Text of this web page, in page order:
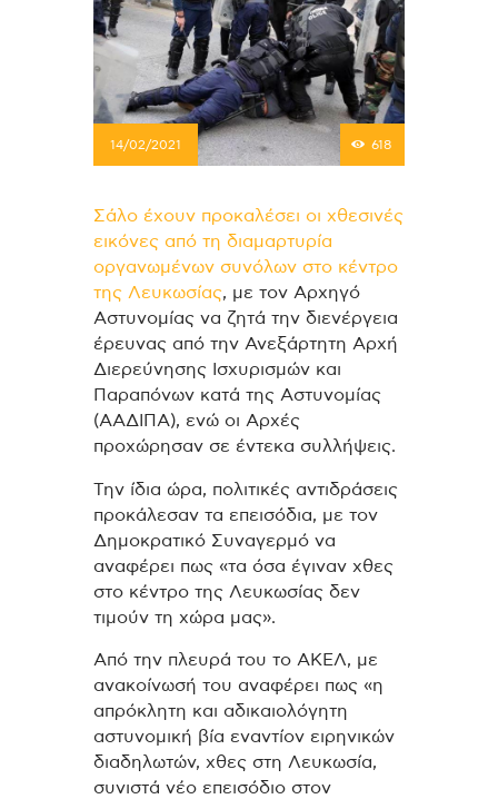
14/02/2021 618
Σάλο έχουν προκαλέσει οι χθεσινές
εικόνες από τη διαμαρτυρία
οργανωμένων συνόλων στο κέντρο
της Λευκωσίας, με τον Αρχηγό
Αστυνομίας να ζητά την διενέργεια
έρευνας από την Ανεξάρτητη Αρχή
Διερεύνησης Ισχυρισμών και
Παραπόνων κατά της Αστυνομίας
(ΑΑΔΙΠΑ), ενώ οι Αρχές
προχώρησαν σε έντεκα συλλήψεις.
Την ίδια ώρα, πολιτικές αντιδράσεις
προκάλεσαν τα επεισόδια, με τον
Δημοκρατικό Συναγερμό να
αναφέρει πως «τα όσα έγιναν χθες
στο κέντρο της Λευκωσίας δεν
τιμούν τη χώρα μας».
Από την πλευρά του το ΑΚΕΛ, με
ανακοίνωσή του αναφέρει πως «η
απρόκλητη και αδικαιολόγητη
αστυνομική βία εναντίον ειρηνικών
διαδηλωτών, χθες στη Λευκωσία,
συνιστά νέο επεισόδιο στον